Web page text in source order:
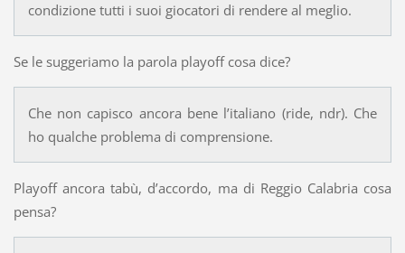
condizione tutti i suoi giocatori di rendere al meglio.
Se le suggeriamo la parola playoff cosa dice?
Che non capisco ancora bene l’italiano (ride, ndr). Che
ho qualche problema di comprensione.
Playoff ancora tabù, d’accordo, ma di Reggio Calabria cosa
pensa?